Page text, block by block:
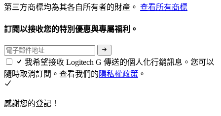
第三方商標均為其各自所有者的財產。 查看所有商標
訂閱以接收您的特別優惠與專屬福利。
我希望接收 Logitech G 傳送的個人化行銷訊息。您可以
隨時取消訂閱。查看我們的隱私權政策 。
感謝您的登記！